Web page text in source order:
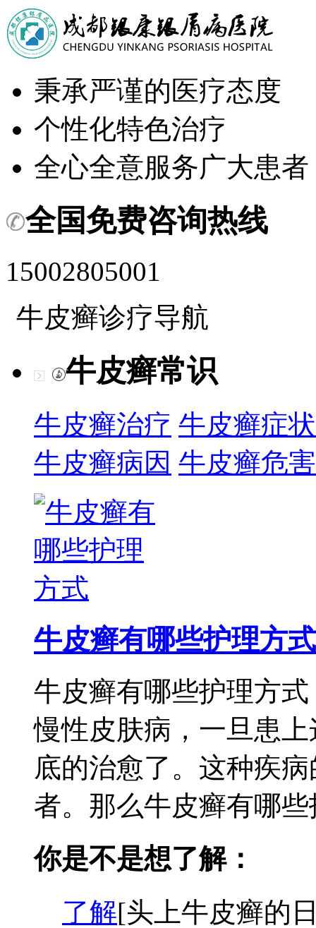
秉承严谨的医疗态度
个性化特色治疗
全心全意服务广大患者
全国免费咨询热线
15002805001
牛皮癣诊疗导航
牛皮癣常识
牛皮癣治疗 牛皮癣症状
牛皮癣病因 牛皮癣危害
牛皮癣有哪些护理方式
牛皮癣有哪些护理方
慢性皮肤病，一旦患
底的治愈了。这种疾
者。那么牛皮癣有哪
你是不是想了解：
了解[头上牛皮癣的